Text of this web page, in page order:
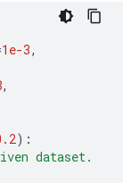
1e-3,
,
) :
dataset.